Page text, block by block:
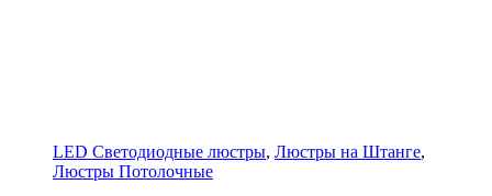
LED Светодиодные люстры, Люстры на Штанге,
Люстры Потолочные